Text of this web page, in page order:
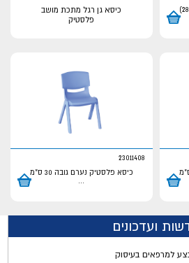
עץ בוק צבעוני עם ידיות(גובה 28)
כיסא גן רגל מתכת מושב
פלסטיק
23011408
כיסא פלסטיק נערם גובה 30 ס"מ
...
ועדכונים
למרפאים בעיסוק